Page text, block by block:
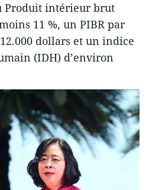
Produit intérieur brut
11 %, un PIBR par
dollars et un indice
(IDH) d’environ